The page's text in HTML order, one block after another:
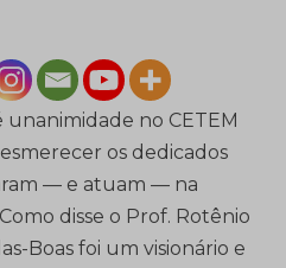
unanimidade no CETEM
os dedicados
— e atuam — na
disse o Prof. Rotênio
Boas foi um visionário e